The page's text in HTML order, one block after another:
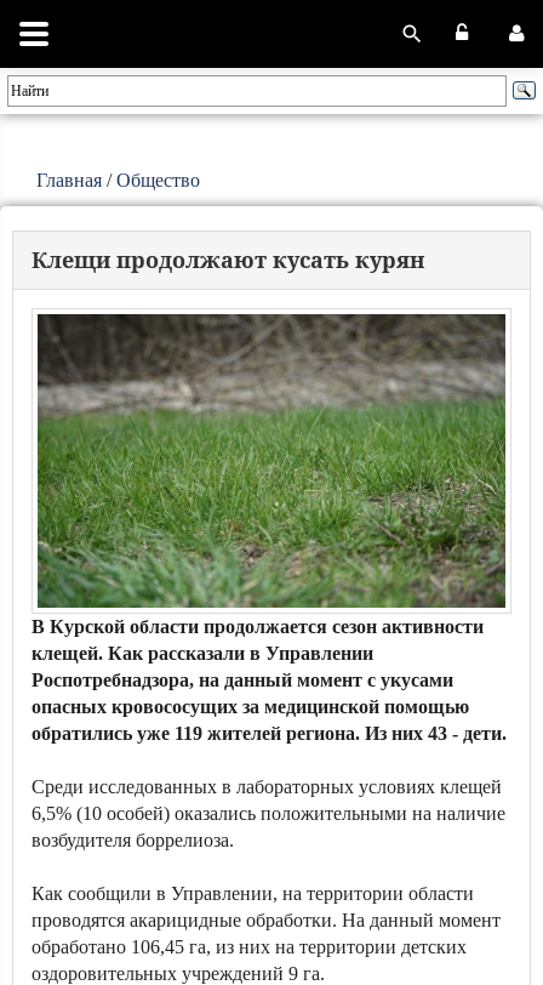
Главная /Общество
Клещи продолжают кусать курян
В Курской области продолжается сезон активности
клещей. Как рассказали в Управлении
Роспотребнадзора, на данный момент с укусами
опасных кровососущих за медицинской помощью
обратились уже 119 жителей региона. Из них 43 - дети.
Среди исследованных в лабораторных условиях клещей
6,5% (10 особей) оказались положительными на наличие
возбудителя боррелиоза.
Как сообщили в Управлении, на территории области
проводятся акарицидные обработки. На данный момент
обработано 106,45 га, из них на территории детских
оздоровительных учреждений 9 га.